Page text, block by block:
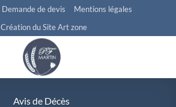
Demande de devis
Mentions légales
Création du Site Art zone
Avis de Décès